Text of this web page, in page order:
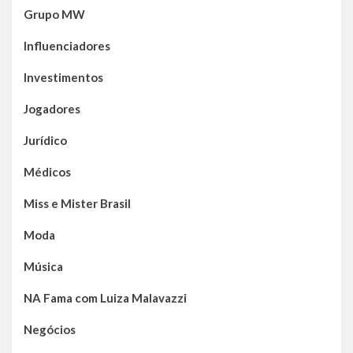
Grupo MW
Influenciadores
Investimentos
Jogadores
Jurídico
Médicos
Miss e Mister Brasil
Moda
Música
NA Fama com Luiza Malavazzi
Negócios